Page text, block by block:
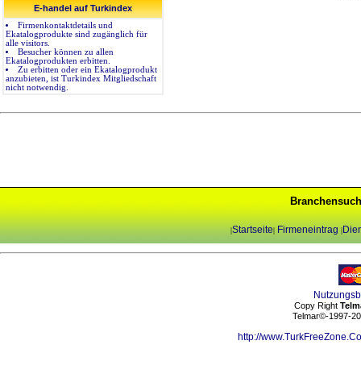
E-handel auf Turkindex
Firmenkontaktdetails und
Ekatalogprodukte sind zugänglich für
alle visitors.
Besucher können zu allen
Ekatalogprodukten erbitten.
Zu erbitten oder ein Ekatalogprodukt
anzubieten, ist Turkindex Mitgliedschaft
nicht notwendig.
|Startseite| Firmeneintrag |
Copy Right
Telmar©-1997-
http://